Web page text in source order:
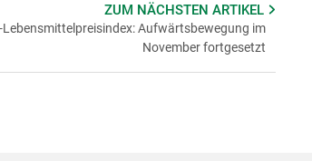
ZUM NÄCHSTENARTIKEL
Lebensmittelpreisindex: Aufwärtsbewegung im
November fortgesetzt